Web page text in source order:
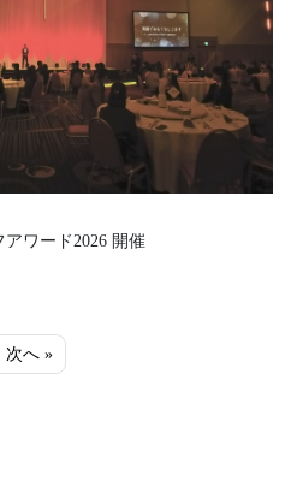
ワード2026 開催
次へ »